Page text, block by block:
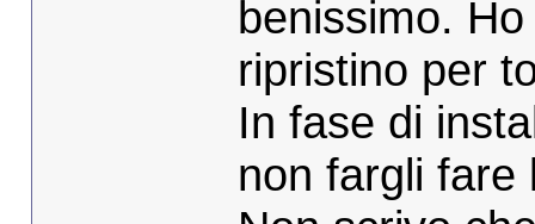
benissimo.
ripristino per
In fase di
non fargli fare